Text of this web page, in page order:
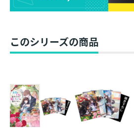
このシリーズの商品